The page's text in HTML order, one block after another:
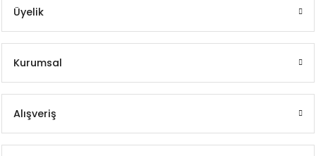
Üyelik
Kurumsal
Alışveriş